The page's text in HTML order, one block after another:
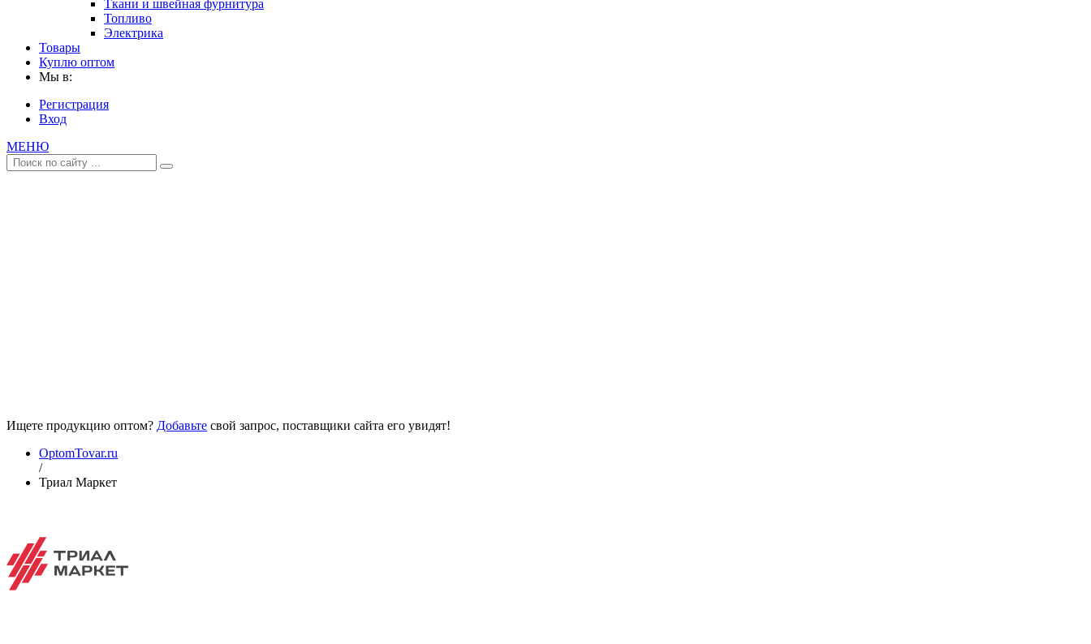
Ткани и швейная фурнитура
Топливо
Электрика
Товары
Куплю оптом
Мы в:
Регистрация
Вход
МЕНЮ
Ищете продукцию оптом? Добавьте свой запрос, поставщики сайта его увидят!
OptomTovar.ru
/
Триал Маркет